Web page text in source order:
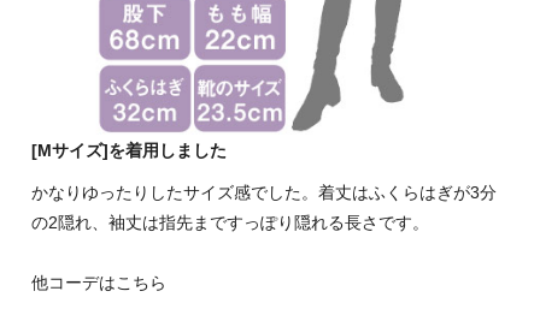
[Mサイズ]を着用しました
かなりゆったりしたサイズ感でした。着丈はふくらはぎが3分
の2隠れ、袖丈は指先まですっぽり隠れる長さです。
他コーデはこちら